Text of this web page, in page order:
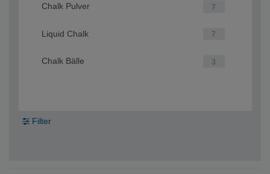
Chalk Pulver 7
Liquid Chalk 7
Chalk Bälle 3
Filter